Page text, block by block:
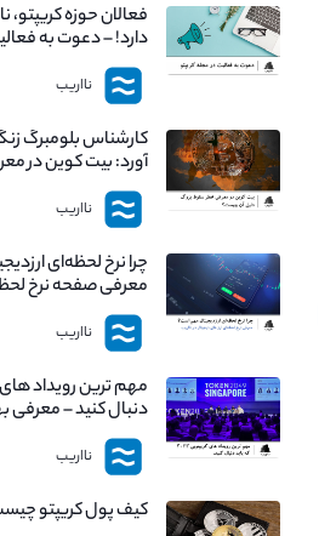
فعالان حوزه کریپتو،
دارد! – دعوت به
نااریب
کارشناس بلومبرگ
آورد: بیت کوین در
است - دلیل آن چیست؟
نااریب
چرا نرخ لحظه‌ای
معرفی صفحه نرخ
نااریب
نااریب
دنبال کنید – معرفی
جهانی
نااریب
کیف پول کریپتو